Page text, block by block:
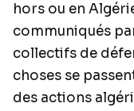
hors ou en
communiqués
collectifs de
choses se
des actions